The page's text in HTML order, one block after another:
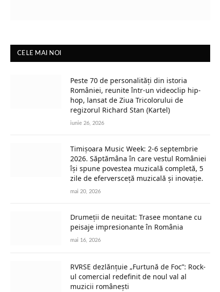
CELE MAI NOI
Peste 70 de personalități din istoria
României, reunite într-un videoclip hip-
hop, lansat de Ziua Tricolorului de
regizorul Richard Stan (Kartel)
iunie 26, 2026
Timișoara Music Week: 2-6 septembrie
2026. Săptămâna în care vestul României
își spune povestea muzicală completă, 5
zile de eferversceță muzicală și inovație.
mai 20, 2026
Drumeții de neuitat: Trasee montane cu
peisaje impresionante în România
mai 16, 2026
RVRSE dezlănțuie „Furtună de Foc”: Rock-
ul comercial redefinit de noul val al
muzicii românești